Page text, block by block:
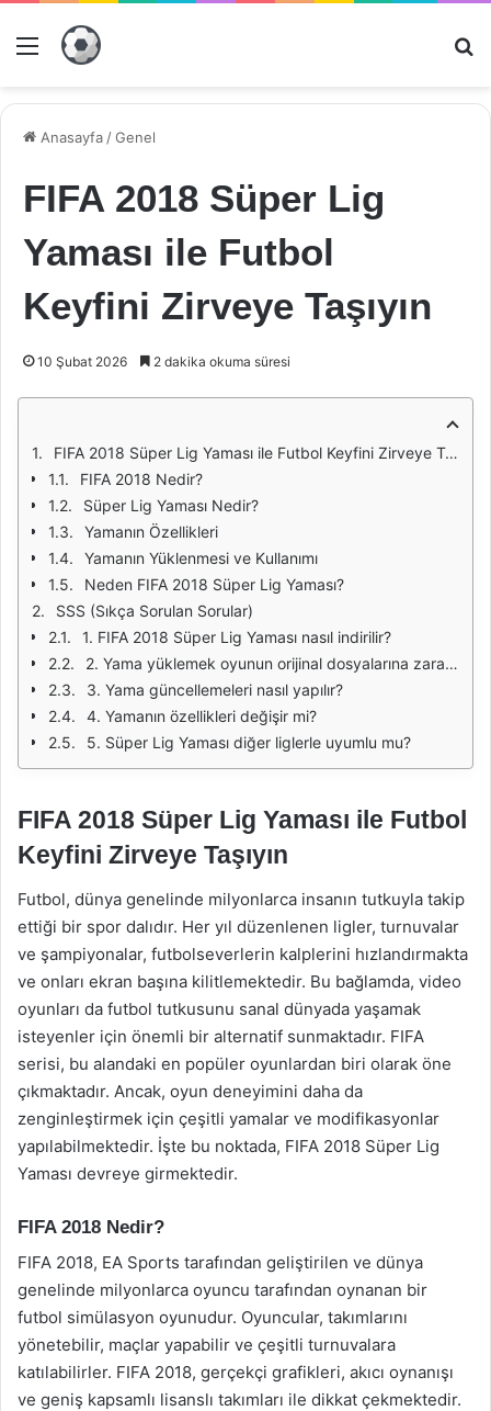
Menü
Anasayfa /Genel
FIFA 2018 Süper Lig
Yaması ile Futbol
Keyfini Zirveye Taşıyın
10 Şubat 2026 2 dakika okuma süresi
FIFA 2018 Süper Lig Yaması ile Futbol Keyfini Zirveye Taşıyın
FIFA 2018 Nedir?
Süper Lig Yaması Nedir?
Yamanın Özellikleri
Yamanın Yüklenmesi ve Kullanımı
Neden FIFA 2018 Süper Lig Yaması?
SSS (Sıkça Sorulan Sorular)
1. FIFA 2018 Süper Lig Yaması nasıl indirilir?
2. Yama yüklemek oyunun orijinal dosyalarına zarar verir mi?
3. Yama güncellemeleri nasıl yapılır?
4. Yamanın özellikleri değişir mi?
5. Süper Lig Yaması diğer liglerle uyumlu mu?
FIFA 2018 Süper Lig Yaması ile Futbol
Keyfini Zirveye Taşıyın
Futbol, dünya genelinde milyonlarca insanın tutkuyla takip
ettiği bir spor dalıdır. Her yıl düzenlenen ligler, turnuvalar
ve şampiyonalar, futbolseverlerin kalplerini hızlandırmakta
ve onları ekran başına kilitlemektedir. Bu bağlamda, video
oyunları da futbol tutkusunu sanal dünyada yaşamak
isteyenler için önemli bir alternatif sunmaktadır. FIFA
serisi, bu alandaki en popüler oyunlardan biri olarak öne
çıkmaktadır. Ancak, oyun deneyimini daha da
zenginleştirmek için çeşitli yamalar ve modifikasyonlar
yapılabilmektedir. İşte bu noktada, FIFA 2018 Süper Lig
Yaması devreye girmektedir.
FIFA 2018 Nedir?
FIFA 2018, EA Sports tarafından geliştirilen ve dünya
genelinde milyonlarca oyuncu tarafından oynanan bir
futbol simülasyon oyunudur. Oyuncular, takımlarını
yönetebilir, maçlar yapabilir ve çeşitli turnuvalara
katılabilirler. FIFA 2018, gerçekçi grafikleri, akıcı oynanışı
ve geniş kapsamlı lisanslı takımları ile dikkat çekmektedir.